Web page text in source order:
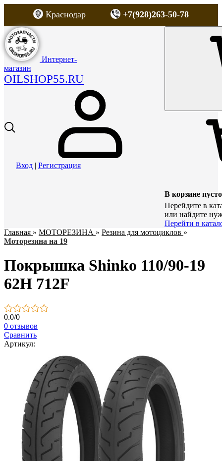
Краснодар +7(928)263-50-78
Интернет-
магазин
OILSHOP55.RU
Вход | Регистрация
В корзине пусто
Перейдите в
или найдите
Перейти в
Главная » МОТОРЕЗИНА » Резина для мотоциклов »
Моторезина на 19
Покрышка Shinko 110/90-19
62H 712F
0.0/0
0 отзывов
Сравнить
Артикул: